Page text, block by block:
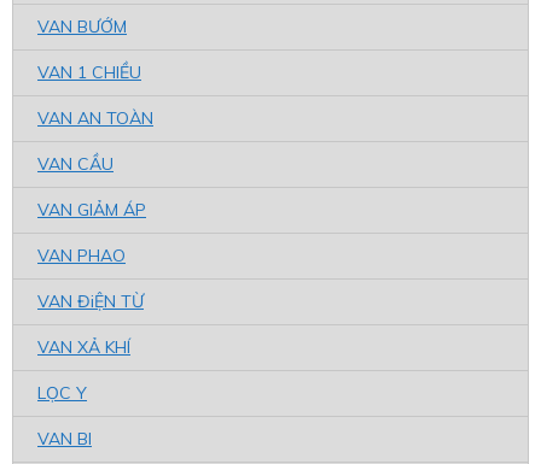
VAN BƯỚM
VAN 1 CHIỀU
VAN AN TOÀN
VAN CẦU
VAN GIẢM ÁP
VAN PHAO
VAN ĐiỆN TỪ
VAN XẢ KHÍ
LỌC Y
VAN BI